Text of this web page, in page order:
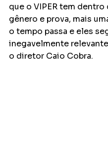
que o VIPER tem dentro
gênero e prova, mais
o tempo passa e eles
inegavelmente
o diretor Caio Cobra.